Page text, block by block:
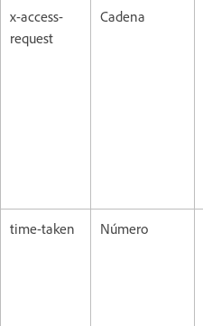
x-access-
request
Cadena
time-taken Número